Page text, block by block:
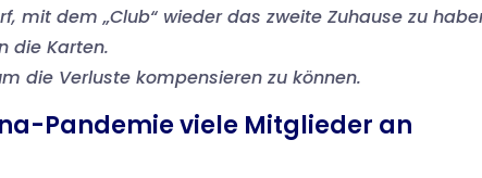
mit dem „Club“ wieder das zweite Zuhause zu
die Karten.
die Verluste kompensieren zu können.
Pandemie viele Mitglieder an